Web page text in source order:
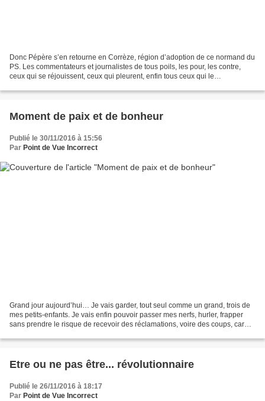
Donc Pépère s’en retourne en Corrèze, région d’adoption de ce normand du
PS. Les commentateurs et journalistes de tous poils, les pour, les contre,
ceux qui se réjouissent, ceux qui pleurent, enfin tous ceux qui le
Moment de paix et de bonheur
Publié le 30/11/2016 à 15:56
Par Point de Vue Incorrect
Grand jour aujourd’hui… Je vais garder, tout seul comme un grand, trois de
mes petits-enfants. Je vais enfin pouvoir passer mes nerfs, hurler, frapper
sans prendre le risque de recevoir des réclamations, voire des coups, car
Etre ou ne pas être... révolutionnaire
Publié le 26/11/2016 à 18:17
Par Point de Vue Incorrect